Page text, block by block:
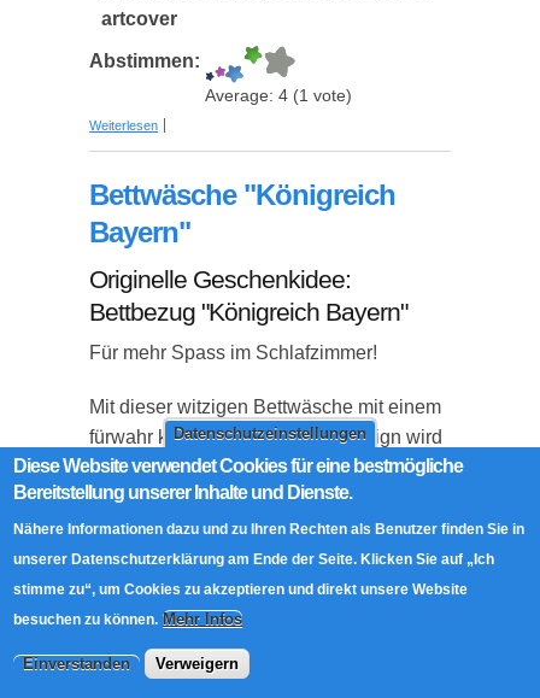
Datenschutzeinstellungen
Diese Website verwendet Cookies für eine bestmögliche
Bereitstellung unserer Inhalte und Dienste.
Nähere Informationen dazu und zu Ihren Rechten als Benutzer finden Sie in
unserer Datenschutzerklärung am Ende der Seite. Klicken Sie auf „Ich
stimme zu“, um Cookies zu akzeptieren und direkt unsere Website
besuchen zu können. Mehr Infos
Einverstanden Verweigern
artcover
Abstimmen:
Average: 4 (1 vote)
Weiterlesen über Die individuelle Geschenkidee - Handyhüllen
Bettwäsche "Königreich
Bayern"
Originelle Geschenkidee:
Bettbezug "Königreich Bayern"
Für mehr Spass im Schlafzimmer!
Mit dieser witzigen Bettwäsche mit einem
fürwahr königlich-bayrischen Design wird
Schlafen nicht nur erholsamer, sondern
zum Genuss! Vor allem wahre Bajuwaren,
in deren Venen blau-weißes Blut fließt
und die die Philosophie des "Mia san mia"
täglich leben, werden an diesem
Bettüberzug eine wahre Freude haben.
Abstimmen: